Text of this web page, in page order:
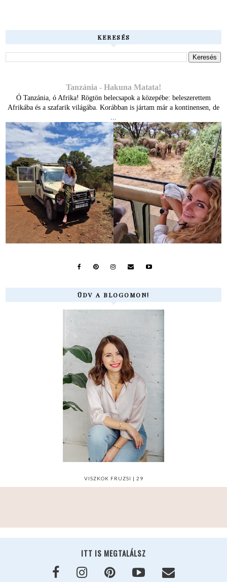
KERESÉS
Tanzánia - Hakuna Matata!
Ó Tanzánia, ó Afrika! Rögtön belecsapok a közepébe: beleszerettem
Afrikába és a szafarik világába. Korábban is jártam már a kontinensen, de
ÜDV A BLOGOMON!
VISZKOK FRUZSI | 29
ITT IS MEGTALÁLSZ